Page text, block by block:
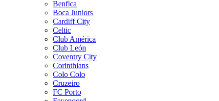
Benfica
Boca Juniors
Cardiff City
Celtic
Club América
Club León
Coventry City
Corinthians
Colo Colo
Cruzeiro
FC Porto